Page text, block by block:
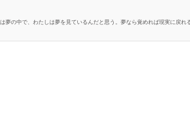
の中で、わたしは夢を見ているんだと思う。夢なら覚めれば現実に戻